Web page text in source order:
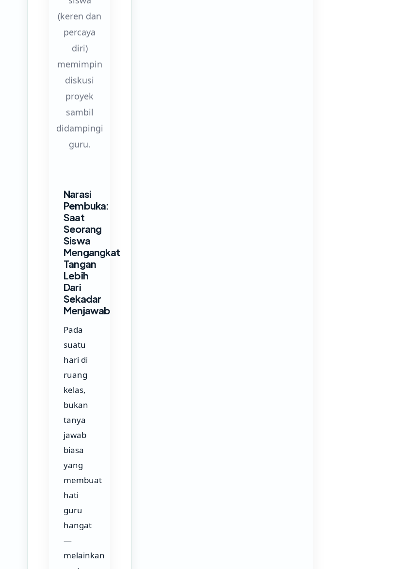
(keren dan
percaya
diri)
memimpin
diskusi
proyek
sambil
didampingi
guru.
Narasi
Pembuka:
Saat
Seorang
Siswa
Mengangkat
Tangan
Lebih
Dari
Sekadar
Menjawab
Pada
suatu
hari di
ruang
kelas,
bukan
tanya
jawab
biasa
yang
membuat
hati
guru
hangat
—
melainkan